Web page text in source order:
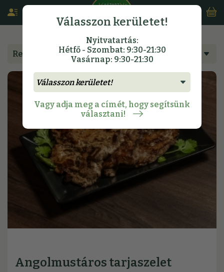
Rendeljen étlapunkról
Angolmustáros tarjaszelet
Válasszon kerületet!
Nyitvatartás:
Hétfő - Szombat: 9:30-21:30
Vasárnap: 9:30-21:30
Vagy adja meg a címét, hogy segítsünk
választani!